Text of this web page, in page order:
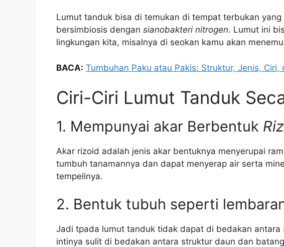
Lumut tanduk bisa di temukan di tempat terbukan
bersimbiosis dengan sianobakteri nitrogen. Lumut ini
lingkungan kita, misalnya di seokan kamu akan
BACA: Tumbuhan Paku atau Pakis: Struktur, Jenis, Ciri,
Ciri-Ciri Lumut Tanduk
1. Mempunyai akar Berbentuk
Akar rizoid adalah jenis akar bentuknya menyerupai
tumbuh tanamannya dan dapat menyerap air serta
tempelinya.
2. Bentuk tubuh seperti
Jadi tpada lumut tanduk tidak dapat di bedakan
intinya sulit di bedakan antara struktur daun dan